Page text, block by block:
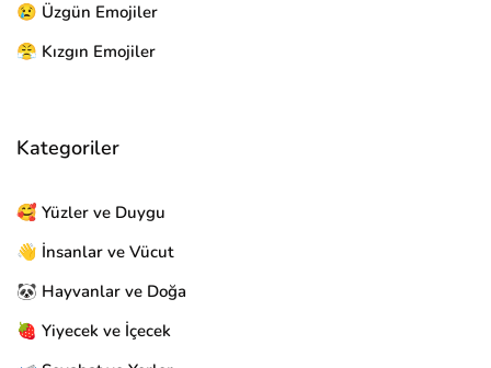
😢 Üzgün Emojiler
😤 Kızgın Emojiler
Kategoriler
🥰 Yüzler ve Duygu
👋 İnsanlar ve Vücut
🐼 Hayvanlar ve Doğa
🍓 Yiyecek ve İçecek